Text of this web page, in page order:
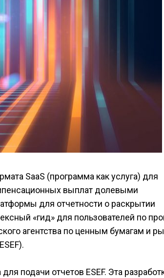
SaaS (программа как услуга) для
выплат долевыми
для отчетности о раскрытии
«гид» для пользователей по
агентства по ценным бумагам и
подачи отчетов ESEF. Эта